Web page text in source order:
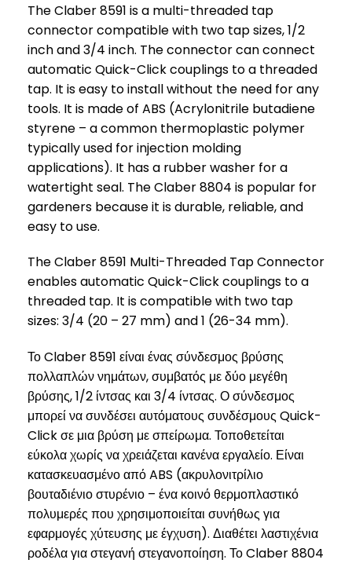
The Claber 8591 is a multi-threaded tap
connector compatible with two tap sizes, 1/2
inch and 3/4 inch. The connector can connect
automatic Quick-Click couplings to a threaded
tap. It is easy to install without the need for any
tools. It is made of ABS (Acrylonitrile butadiene
styrene – a common thermoplastic polymer
typically used for injection molding
applications). It has a rubber washer for a
watertight seal. The Claber 8804 is popular for
gardeners because it is durable, reliable, and
easy to use.
The Claber 8591 Multi-Threaded Tap Connector
enables automatic Quick-Click couplings to a
threaded tap. It is compatible with two tap
sizes: 3/4 (20 – 27 mm) and 1 (26-34 mm).
Το Claber 8591 είναι ένας σύνδεσμος βρύσης
πολλαπλών νημάτων, συμβατός με δύο μεγέθη
βρύσης, 1/2 ίντσας και 3/4 ίντσας. Ο σύνδεσμος
μπορεί να συνδέσει αυτόματους συνδέσμους Quick-
Click σε μια βρύση με σπείρωμα. Τοποθετείται
εύκολα χωρίς να χρειάζεται κανένα εργαλείο. Είναι
κατασκευασμένο από ABS (ακρυλονιτρίλιο
βουταδιένιο στυρένιο – ένα κοινό θερμοπλαστικό
πολυμερές που χρησιμοποιείται συνήθως για
εφαρμογές χύτευσης με έγχυση). Διαθέτει λαστιχένια
ροδέλα για στεγανή στεγανοποίηση. Το Claber 8804